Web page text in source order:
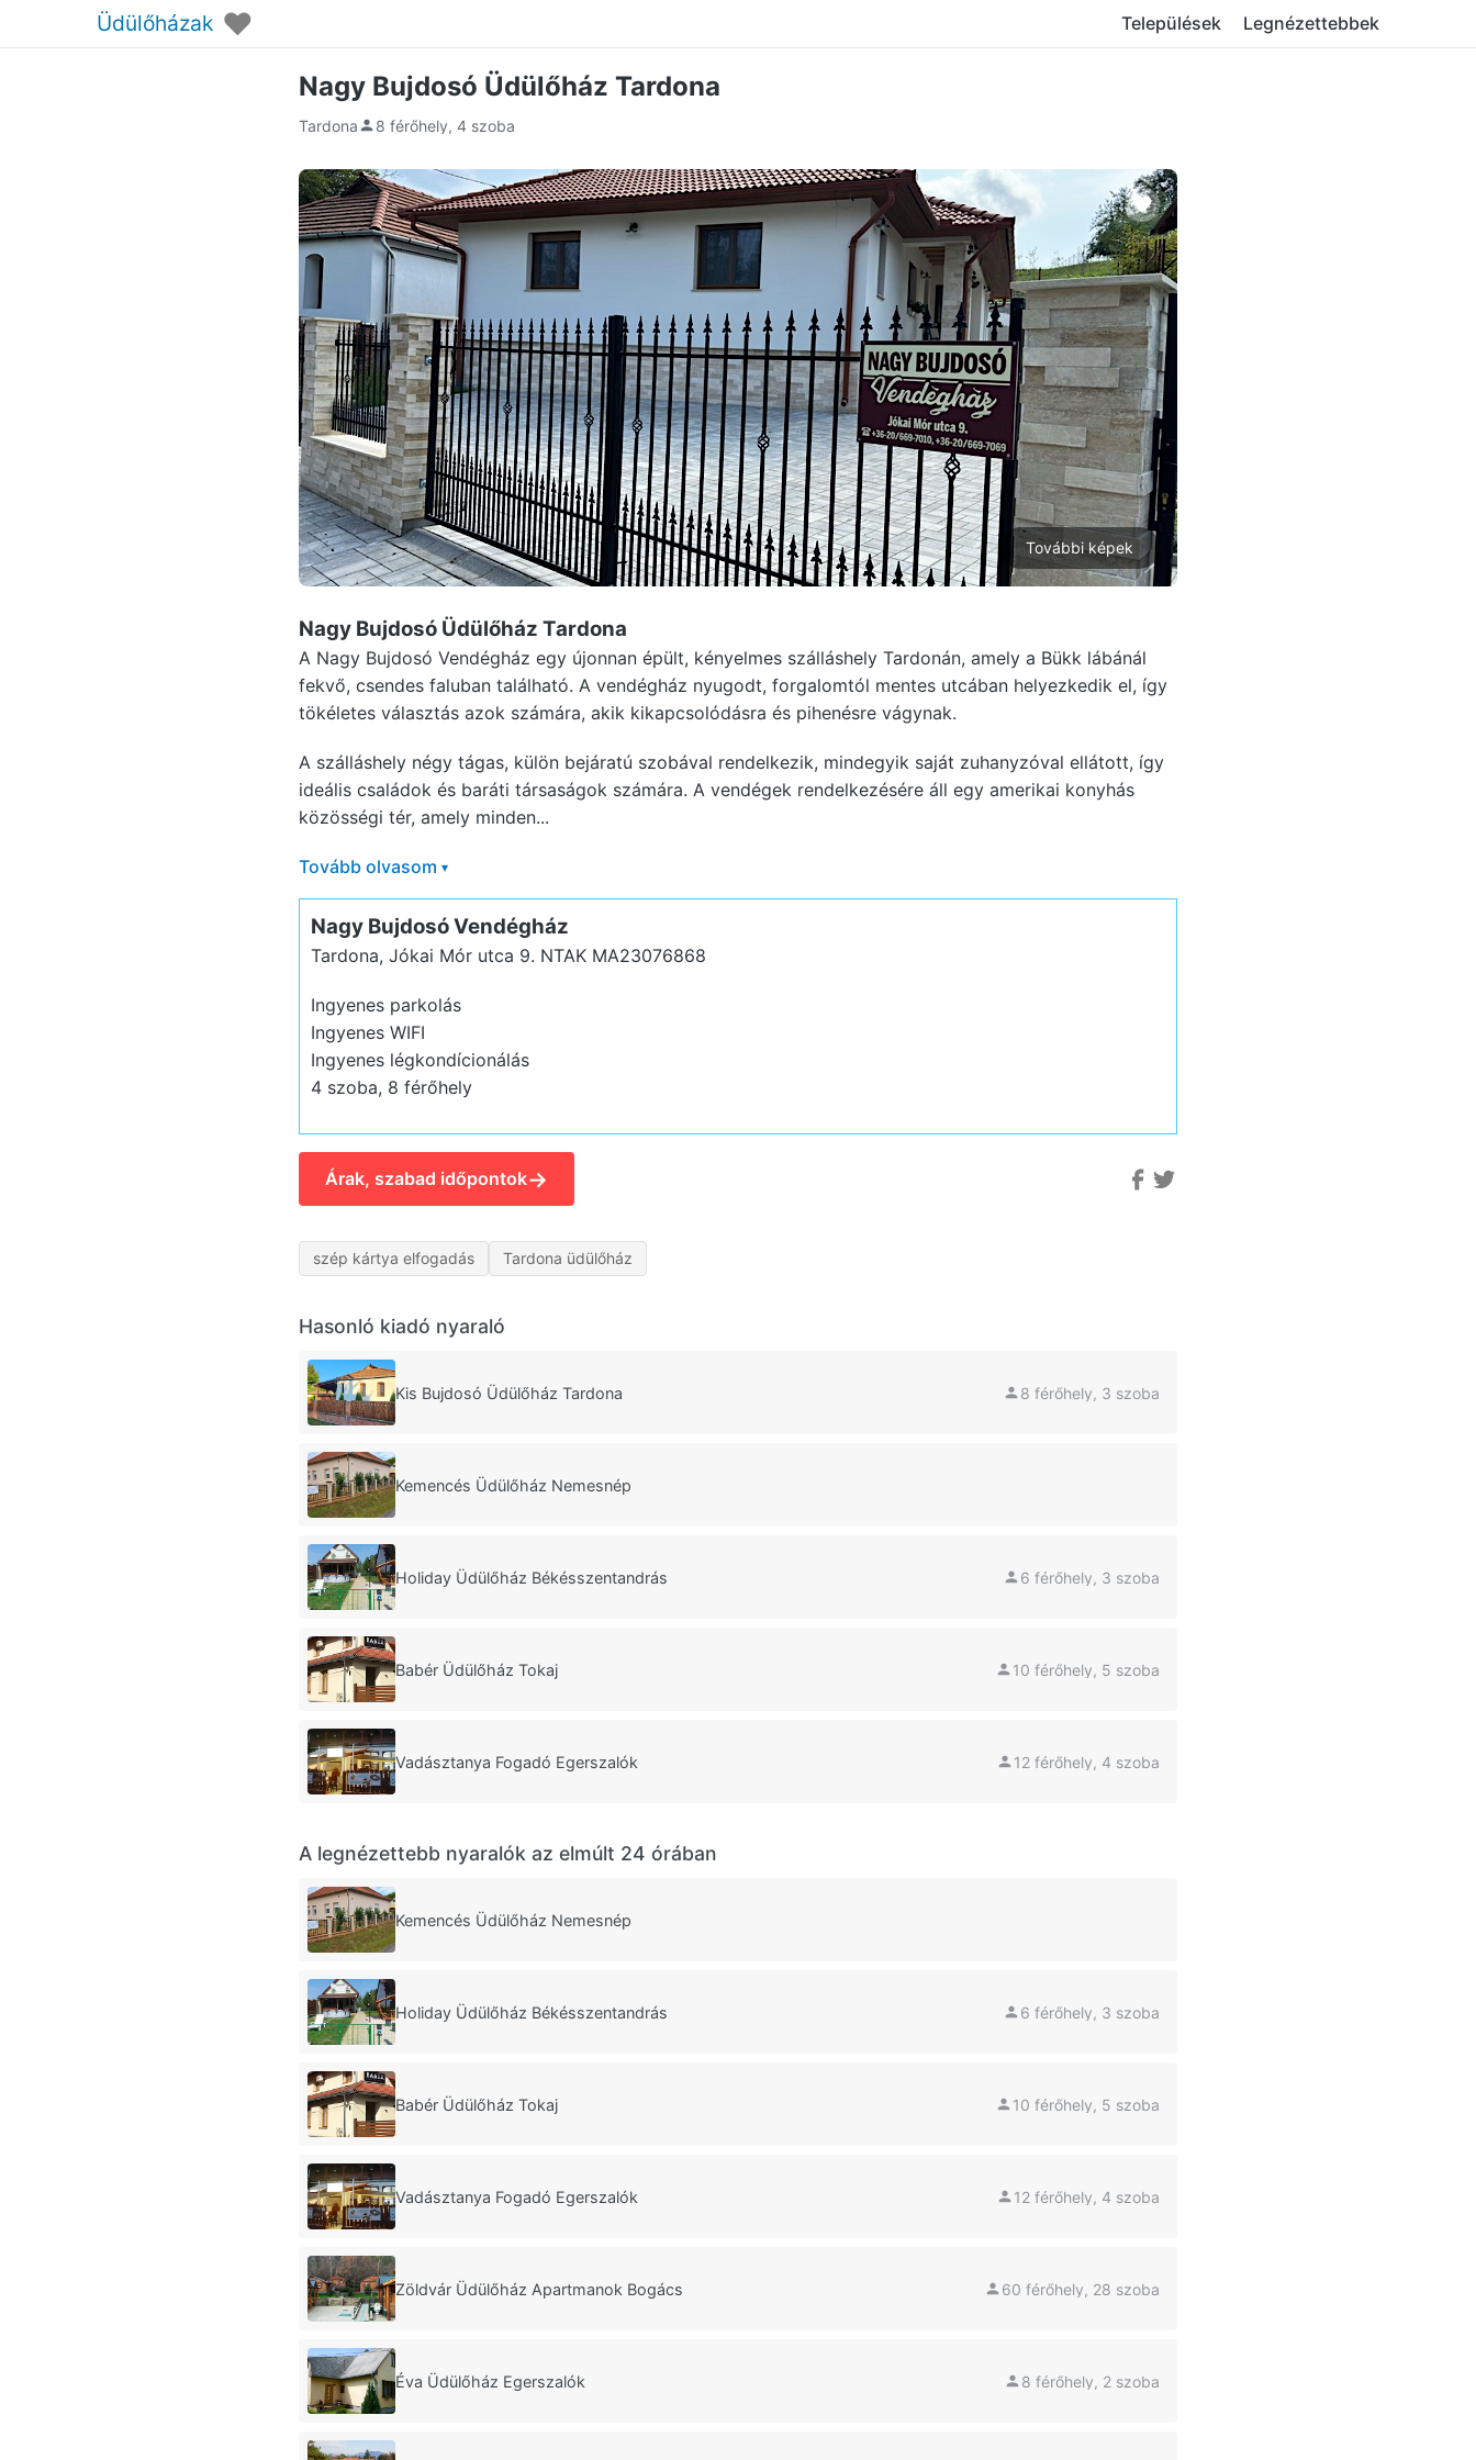
Üdülőházak ♥ Települések Legnézettebbek
Nagy Bujdosó Üdülőház Tardona
Tardona 8 férőhely, 4 szoba
További képek
Nagy Bujdosó Üdülőház Tardona
A Nagy Bujdosó Vendégház egy újonnan épült, kényelmes szálláshely Tardonán, amely a Bükk lábánál
fekvő, csendes faluban található. A vendégház nyugodt, forgalomtól mentes utcában helyezkedik el, így
tökéletes választás azok számára, akik kikapcsolódásra és pihenésre vágynak.
A szálláshely négy tágas, külön bejáratú szobával rendelkezik, mindegyik saját zuhanyzóval ellátott, így
ideális családok és baráti társaságok számára. A vendégek rendelkezésére áll egy amerikai konyhás
közösségi tér, amely minden...
Tovább olvasom ▾
Nagy Bujdosó Vendégház
Tardona, Jókai Mór utca 9. NTAK MA23076868
Ingyenes parkolás
Ingyenes WIFI
Ingyenes légkondícionálás
4 szoba, 8 férőhely
Árak, szabad időpontok→
szép kártya elfogadás Tardona üdülőház
Hasonló kiadó nyaraló
Kis Bujdosó Üdülőház Tardona 8 férőhely, 3 szoba
Kemencés Üdülőház Nemesnép
Holiday Üdülőház Békésszentandrás 6 férőhely, 3 szoba
Babér Üdülőház Tokaj 10 férőhely, 5 szoba
Vadásztanya Fogadó Egerszalók 12 férőhely, 4 szoba
A legnézettebb nyaralók az elmúlt 24 órában
Kemencés Üdülőház Nemesnép
Holiday Üdülőház Békésszentandrás 6 férőhely, 3 szoba
Babér Üdülőház Tokaj 10 férőhely, 5 szoba
Vadásztanya Fogadó Egerszalók 12 férőhely, 4 szoba
Zöldvár Üdülőház Apartmanok Bogács 60 férőhely, 28 szoba
Éva Üdülőház Egerszalók 8 férőhely, 2 szoba